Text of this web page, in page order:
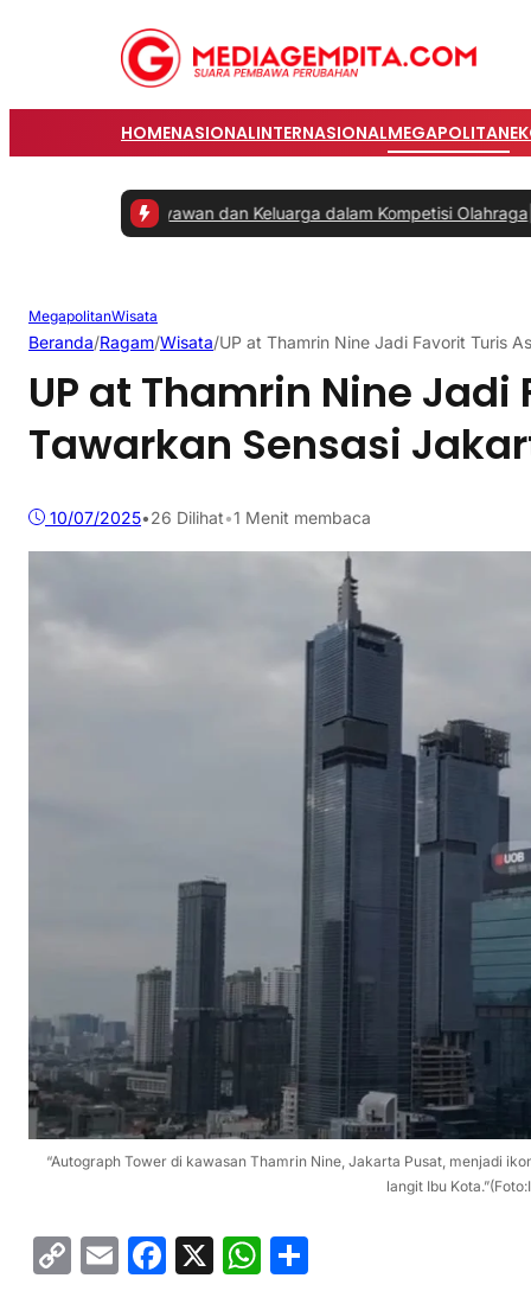
HOMENASIONALINTERNASIONALMEGAPOLITAN
Karyawan dan Keluarga dalam Kompetisi Olahraga| #2 -
MegapolitanWisata
Beranda/Ragam/Wisata/UP at Thamrin Nine Jadi Favorit Turis
UP at Thamrin Nine
Tawarkan Sensasi
10/07/2025•26 Dilihat•1 Menit membaca
“Autograph Tower di kawasan Thamrin Nine, Jakarta Pusat, menjadi
langit Ibu
C
E
F
X
W